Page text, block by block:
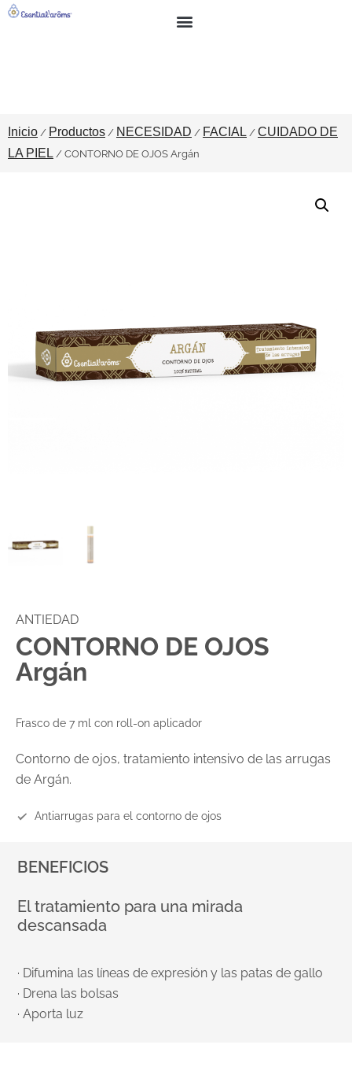
Inicio / Productos / NECESIDAD / FACIAL / CUIDADO DE
LA PIEL / CONTORNO DE OJOS Argán
ANTIEDAD
CONTORNO DE OJOS
Argán
Frasco de 7 ml con roll-on aplicador
Contorno de ojos, tratamiento intensivo de las arrugas
de Argán.
Antiarrugas para el contorno de ojos
BENEFICIOS
El tratamiento para una mirada
descansada
· Difumina las líneas de expresión y las patas de gallo
· Drena las bolsas
· Aporta luz